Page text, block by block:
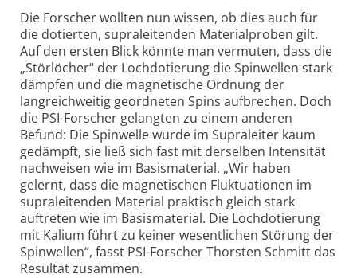
Die Forscher wollten nun wissen, ob dies auch für
die dotierten, supraleitenden Materialproben gilt.
Auf den ersten Blick könnte man vermuten, dass die
„Störlöcher“ der Lochdotierung die Spinwellen stark
dämpfen und die magnetische Ordnung der
langreichweitig geordneten Spins aufbrechen. Doch
die PSI-Forscher gelangten zu einem anderen
Befund: Die Spinwelle wurde im Supraleiter kaum
gedämpft, sie ließ sich fast mit derselben Intensität
nachweisen wie im Basismaterial. „Wir haben
gelernt, dass die magnetischen Fluktuationen im
supraleitenden Material praktisch gleich stark
auftreten wie im Basismaterial. Die Lochdotierung
mit Kalium führt zu keiner wesentlichen Störung der
Spinwellen“, fasst PSI-Forscher Thorsten Schmitt das
Resultat zusammen.